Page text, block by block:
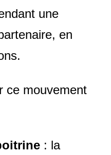
une
en
ce mouvement
: la